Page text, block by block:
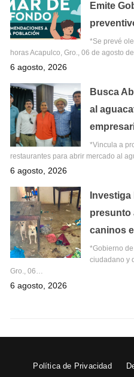
Emite
*Se prevé
horas Acapulco, Gro., 06 de agosto
6 agosto, 2026
Busca
al
*Vincula a
restaurantes para abrir mercado al
6 agosto, 2026
presunto
caninos
*Gobierno
ciudadano y
Gro., 06…
6 agosto, 2026
Política de Privacidad